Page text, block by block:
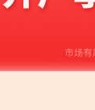
一交易日
分红派息与